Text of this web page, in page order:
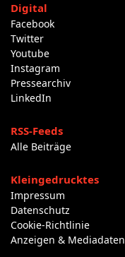
Digital
Facebook
Twitter
Youtube
Instagram
Pressearchiv
LinkedIn
RSS-Feeds
Alle Beiträge
Kleingedrucktes
Impressum
Datenschutz
Cookie-Richtlinie
Anzeigen & Mediadaten